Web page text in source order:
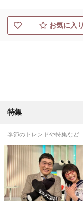
お気に入り
特集
季節のトレンドや特集など